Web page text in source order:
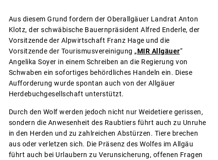
Aus diesem Grund fordern der Oberallgäuer Landrat Anton
Klotz, der schwäbische Bauernpräsident Alfred Enderle, der
Vorsitzende der Alpwirtschaft Franz Hage und die
Vorsitzende der Tourismusvereinigung „MIR Allgäuer“
Angelika Soyer in einem Schreiben an die Regierung von
Schwaben ein sofortiges behördliches Handeln ein. Diese
Aufforderung wurde spontan auch von der Allgäuer
Herdebuchgesellschaft unterstützt.
Durch den Wolf werden jedoch nicht nur Weidetiere gerissen,
sondern die Anwesenheit des Raubtiers führt auch zu Unruhe
in den Herden und zu zahlreichen Abstürzen. Tiere brechen
aus oder verletzen sich. Die Präsenz des Wolfes im Allgäu
führt auch bei Urlaubern zu Verunsicherung, offenen Fragen